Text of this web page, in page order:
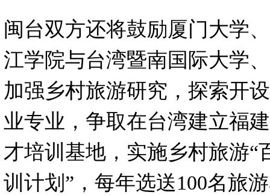
闽台双方还将鼓励厦门大学
江学院与台湾暨南国际大学
加强乡村旅游研究，探索开
业专业，争取在台湾建立福
才培训基地，实施乡村旅游“
训计划”，每年选送100名旅